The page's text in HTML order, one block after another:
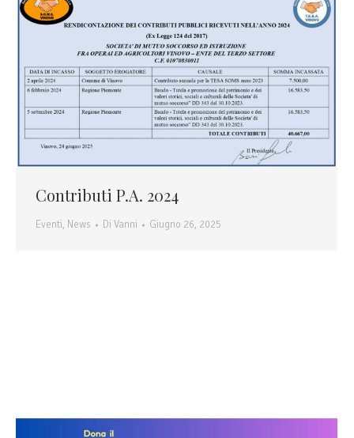
Contributi P.A. 2024
Eventi, News Di Vanni Giugno 26, 2025